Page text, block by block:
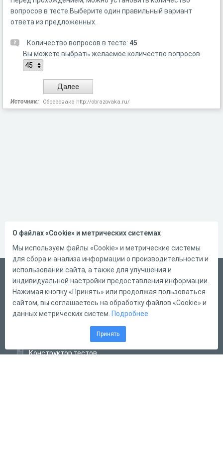
вопросов в тесте.Выберите один правильный вариант
ответа из предложенных.
Количество вопросов в тесте: 45
Вы можете выбрать желаемое количество вопросов
Источник: Образовака http://obrazovaka.ru/
Русский
Справка
Форма обратной связи
Конструктор тестов
О файлах «Cookie» и метрических системах
Мы используем файлы «Cookie» и метрические системы
для сбора и анализа информации о производительности и
использовании сайта, а также для улучшения и
индивидуальной настройки предоставления информации.
Нажимая кнопку «Принять» или продолжая пользоваться
сайтом, вы соглашаетесь на обработку файлов «Cookie» и
данных метрических систем. Подробнее
Принять